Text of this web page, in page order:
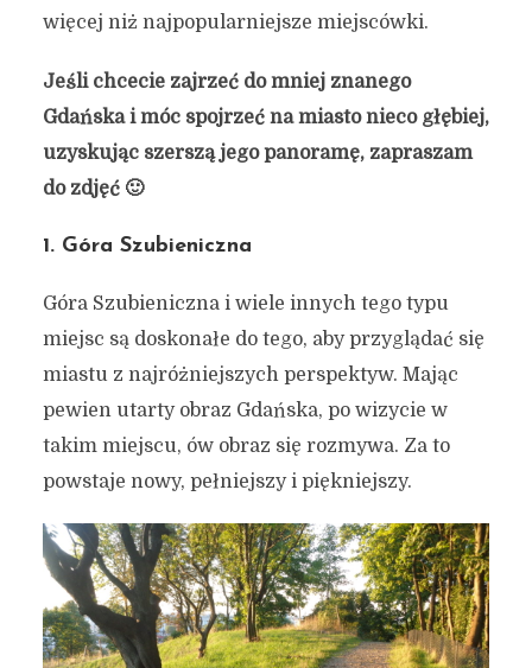
więcej niż najpopularniejsze miejscówki.
Jeśli chcecie zajrzeć do mniej znanego
Gdańska i móc spojrzeć na miasto nieco głębiej,
uzyskując szerszą jego panoramę, zapraszam
do zdjęć 🙂
1. Góra Szubieniczna
Góra Szubieniczna i wiele innych tego typu
miejsc są doskonałe do tego, aby przyglądać się
miastu z najróżniejszych perspektyw. Mając
pewien utarty obraz Gdańska, po wizycie w
takim miejscu, ów obraz się rozmywa. Za to
powstaje nowy, pełniejszy i piękniejszy.